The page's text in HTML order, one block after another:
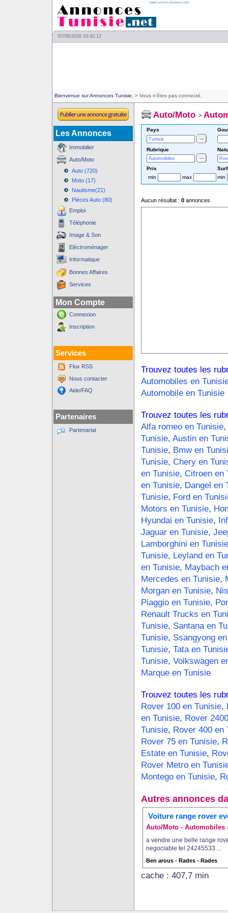
07/08/2026 10:42:12
Bienvenue sur Annonces Tunisie. > Vous n'êtes pas connecté.
Les Annonces
Immobilier
Auto/Moto
Auto (720)
Moto (17)
Nautisme(21)
Pièces Auto (80)
Emploi
Téléphonie
Image & Son
Eléctroménager
Informatique
Bonnes Affaires
Services
Mon Compte
Connexion
Inscription
Services
Flux RSS
Nous contacter
Aide/FAQ
Partenaires
Partenariat
Auto/Moto>
Pays
Rubrique
Prix
min
max min
Aucun résultat : 0annonces
Trouvez toutes les
Automobiles en
Automobile en Tunisie
Trouvez toutes les
Alfa romeo en Tunisie,
Tunisie, Austin en
Tunisie, Bmw en
Tunisie, Chery en
en Tunisie, Citroen en
en Tunisie, Dangel en
Tunisie, Ford en
Motors en Tunisie,
Hyundai en Tunisie,
Jaguar en Tunisie,
Lamborghini en Tunisie
Tunisie, Leyland en
en Tunisie, Maybach
Mercedes en Tunisie,
Morgan en Tunisie,
Piaggio en Tunisie,
Renault Trucks en
Tunisie, Santana en
Tunisie, Ssangyong
Tunisie, Tata en
Tunisie, Volkswagen
Marque en Tunisie
Trouvez toutes les
Rover 100 en Tunisie,
en Tunisie, Rover
Tunisie, Rover 400 en
Rover 75 en Tunisie,
Estate en Tunisie,
Rover Metro en
Montego en Tunisie,
Autres annonces
Voiture range rover
Auto/Moto - Automobiles
a vendre une belle range
negociable tel 24245533 ...
Ben arous - Rades - Rades
cache : 407,7 min